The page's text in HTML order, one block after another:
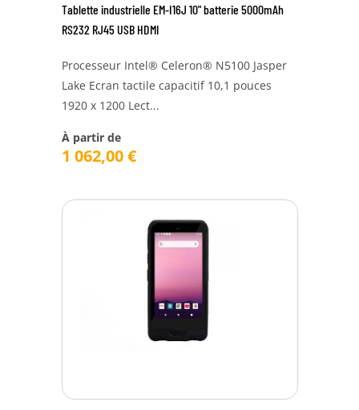
Tablette industrielle EM-I16J 10" batterie 5000mAh
RS232 RJ45 USB HDMI
Processeur Intel® Celeron® N5100 Jasper
Lake Ecran tactile capacitif 10,1 pouces
1920 x 1200 Lect...
À partir de
1 062,00€